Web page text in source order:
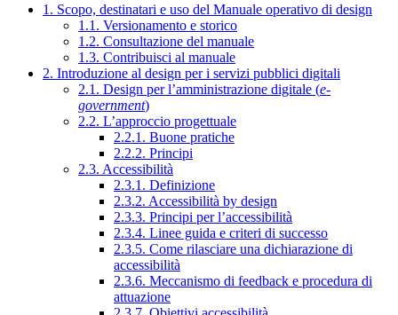
1. Scopo, destinatari e uso del Manuale operativo di design
1.1. Versionamento e storico
1.2. Consultazione del manuale
1.3. Contribuisci al manuale
2. Introduzione al design per i servizi pubblici digitali
2.1. Design per l’amministrazione digitale (e-
government)
2.2. L’approccio progettuale
2.2.1. Buone pratiche
2.2.2. Principi
2.3. Accessibilità
2.3.1. Definizione
2.3.2. Accessibilità by design
2.3.3. Principi per l’accessibilità
2.3.4. Linee guida e criteri di successo
2.3.5. Come rilasciare una dichiarazione di
accessibilità
2.3.6. Meccanismo di feedback e procedura di
attuazione